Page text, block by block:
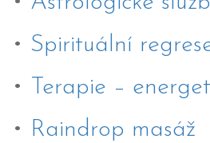
• Spirituální
•
Terapie –
• Raindrop masáž